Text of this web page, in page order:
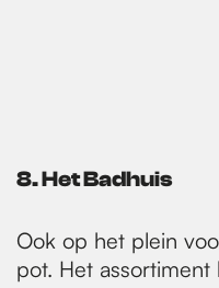
8. Het Badhuis
Ook op het plein
pot. Het